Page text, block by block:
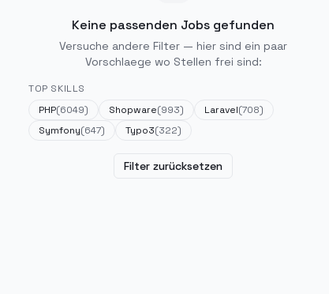
Keine passenden Jobs gefunden
Versuche andere Filter — hier sind ein paar
Vorschlaege wo Stellen frei sind:
TOP SKILLS
PHP(6049) Shopware(993) Laravel(708)
Symfony(647) Typo3(322)
Filter zurücksetzen